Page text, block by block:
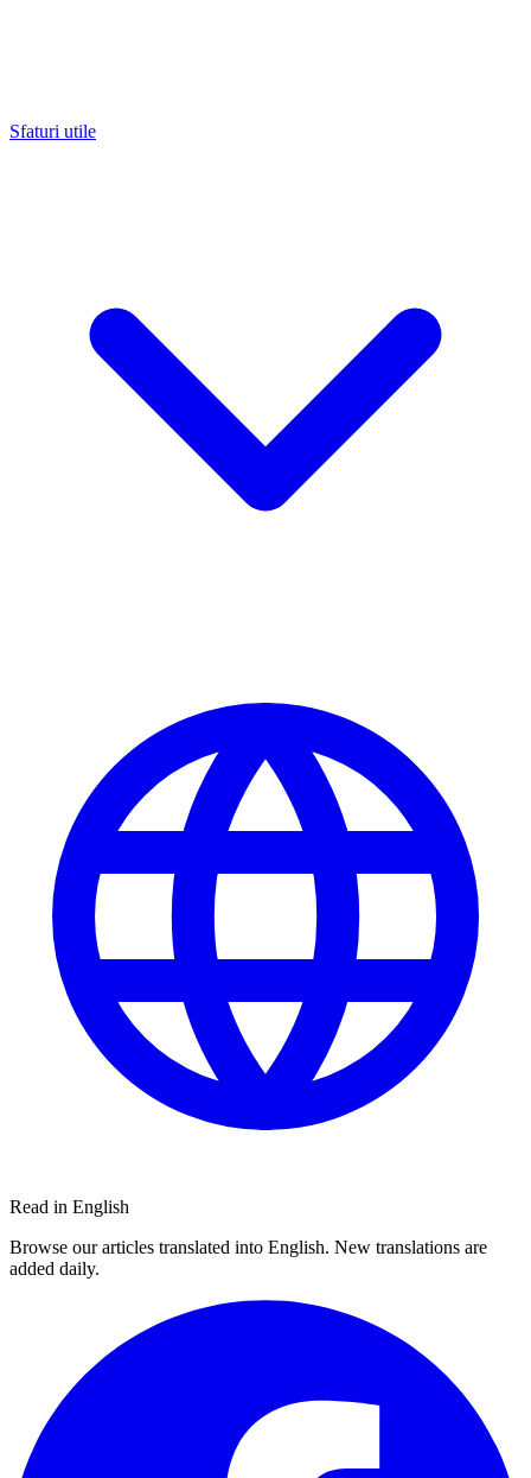
Sfaturi utile
Read in English
Browse our articles translated into English. New translations are
added daily.